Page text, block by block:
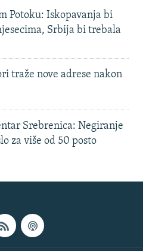
Potoku: Iskopavanja bi
Srbija bi trebala
traže nove adrese nakon
Srebrenica: Negiranje
za više od 50 posto